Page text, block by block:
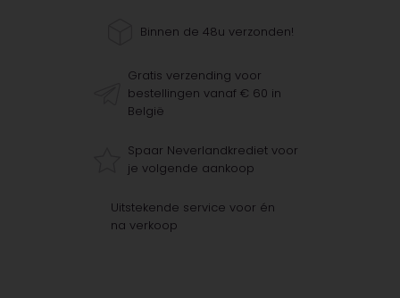
Binnen de 48u verzonden!
Gratis verzending voor
bestellingen vanaf € 60 in
België
Spaar Neverlandkrediet voor
je volgende aankoop
Uitstekende service voor én
na verkoop